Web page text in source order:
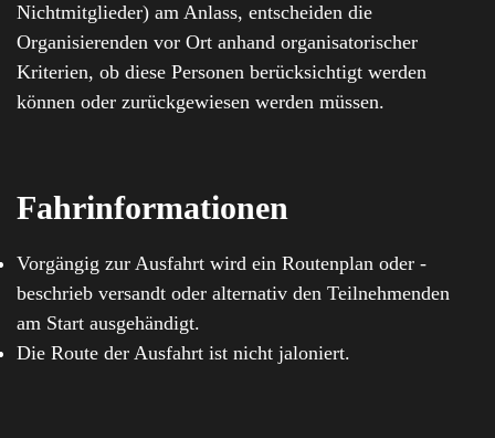
Nichtmitglieder) am Anlass, entscheiden die
Organisierenden vor Ort anhand organisatorischer
Kriterien, ob diese Personen berücksichtigt werden
können oder zurückgewiesen werden müssen.
Fahrinformationen
Vorgängig zur Ausfahrt wird ein Routenplan oder -
beschrieb versandt oder alternativ den Teilnehmenden
am Start ausgehändigt.
Die Route der Ausfahrt ist nicht jaloniert.